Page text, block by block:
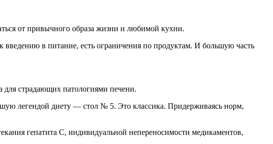
от привычного образа жизни и любимой кухни.
в питание, есть ограничения по продуктам. И большую часть
для страдающих патологиями печени.
легендой диету — стол № 5. Это классика. Придерживаясь норм,
гепатита C, индивидуальной непереносимости медикаментов,